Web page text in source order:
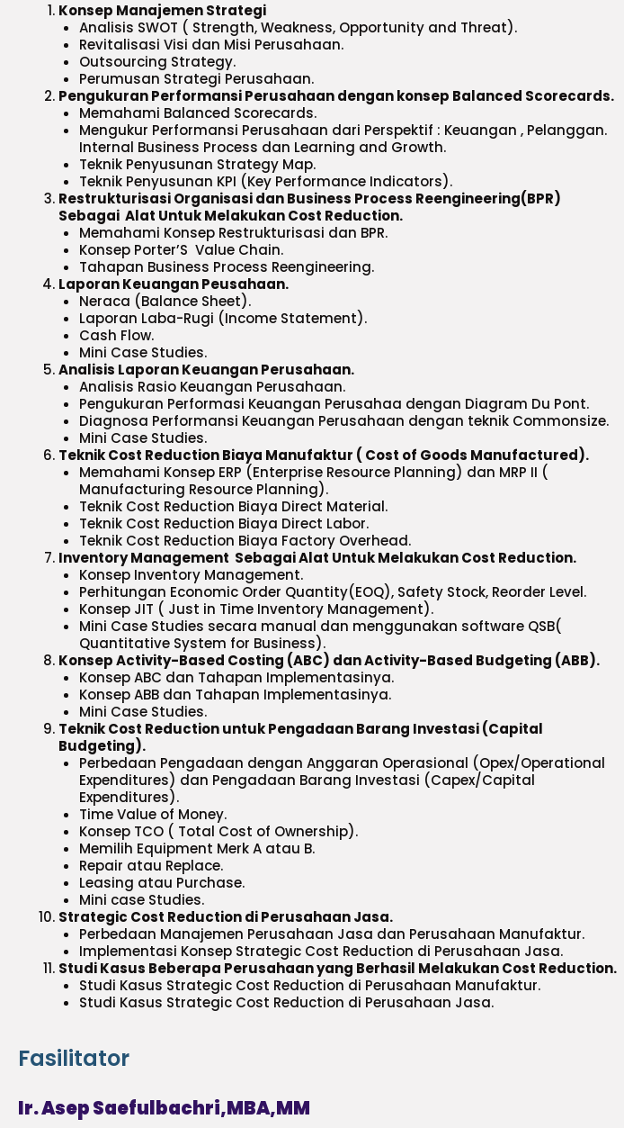
Konsep Manajemen Strategi
Analisis SWOT ( Strength, Weakness, Opportunity and Threat).
Revitalisasi Visi dan Misi Perusahaan.
Outsourcing Strategy.
Perumusan Strategi Perusahaan.
Pengukuran Performansi Perusahaan dengan konsep Balanced Scorecards.
Memahami Balanced Scorecards.
Mengukur Performansi Perusahaan dari Perspektif : Keuangan , Pelanggan.
Internal Business Process dan Learning and Growth.
Teknik Penyusunan Strategy Map.
Teknik Penyusunan KPI (Key Performance Indicators).
Restrukturisasi Organisasi dan Business Process Reengineering(BPR)
Sebagai Alat Untuk Melakukan Cost Reduction.
Memahami Konsep Restrukturisasi dan BPR.
Konsep Porter’S Value Chain.
Tahapan Business Process Reengineering.
Laporan Keuangan Peusahaan.
Neraca (Balance Sheet).
Laporan Laba-Rugi (Income Statement).
Cash Flow.
Mini Case Studies.
Analisis Laporan Keuangan Perusahaan.
Analisis Rasio Keuangan Perusahaan.
Pengukuran Performasi Keuangan Perusahaa dengan Diagram Du Pont.
Diagnosa Performansi Keuangan Perusahaan dengan teknik Commonsize.
Mini Case Studies.
Teknik Cost Reduction Biaya Manufaktur ( Cost of Goods Manufactured).
Memahami Konsep ERP (Enterprise Resource Planning) dan MRP II (
Manufacturing Resource Planning).
Teknik Cost Reduction Biaya Direct Material.
Teknik Cost Reduction Biaya Direct Labor.
Teknik Cost Reduction Biaya Factory Overhead.
Inventory Management Sebagai Alat Untuk Melakukan Cost Reduction.
Konsep Inventory Management.
Perhitungan Economic Order Quantity(EOQ), Safety Stock, Reorder Level.
Konsep JIT ( Just in Time Inventory Management).
Mini Case Studies secara manual dan menggunakan software QSB(
Quantitative System for Business).
Konsep Activity-Based Costing (ABC) dan Activity-Based Budgeting (ABB).
Konsep ABC dan Tahapan Implementasinya.
Konsep ABB dan Tahapan Implementasinya.
Mini Case Studies.
Teknik Cost Reduction untuk Pengadaan Barang Investasi (Capital
Budgeting).
Perbedaan Pengadaan dengan Anggaran Operasional (Opex/Operational
Expenditures) dan Pengadaan Barang Investasi (Capex/Capital
Expenditures).
Time Value of Money.
Konsep TCO ( Total Cost of Ownership).
Memilih Equipment Merk A atau B.
Repair atau Replace.
Leasing atau Purchase.
Mini case Studies.
Strategic Cost Reduction di Perusahaan Jasa.
Perbedaan Manajemen Perusahaan Jasa dan Perusahaan Manufaktur.
Implementasi Konsep Strategic Cost Reduction di Perusahaan Jasa.
Studi Kasus Beberapa Perusahaan yang Berhasil Melakukan Cost Reduction.
Studi Kasus Strategic Cost Reduction di Perusahaan Manufaktur.
Studi Kasus Strategic Cost Reduction di Perusahaan Jasa.
Fasilitator
Ir. Asep Saefulbachri,MBA,MM